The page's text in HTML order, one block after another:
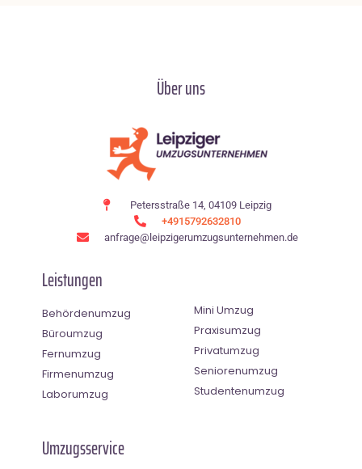
Über uns
Petersstraße 14, 04109 Leipzig
+4915792632810
anfrage@leipzigerumzugsunternehmen.de
Leistungen
Behördenumzug
Büroumzug
Fernumzug
Firmenumzug
Laborumzug
Mini Umzug
Praxisumzug
Privatumzug
Seniorenumzug
Studentenumzug
Umzugsservice